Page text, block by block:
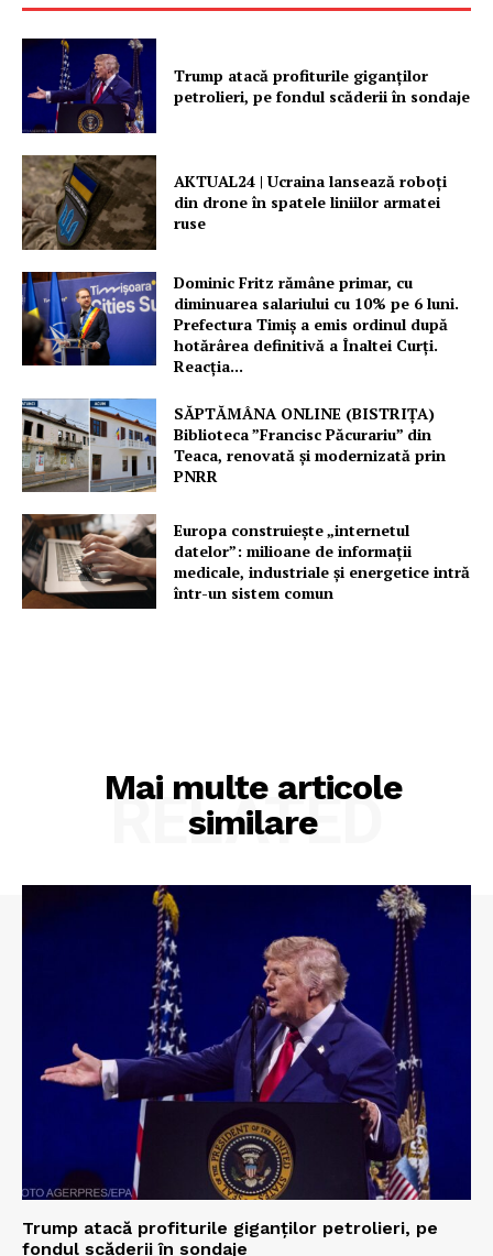
Proiecte editoriale
Rețea
Contact
Trump atacă profiturile giganților
petrolieri, pe fondul scăderii în sondaje
AKTUAL24 | Ucraina lansează roboți
din drone în spatele liniilor armatei
ruse
Dominic Fritz rămâne primar, cu
diminuarea salariului cu 10% pe 6 luni.
Prefectura Timiș a emis ordinul după
hotărârea definitivă a Înaltei Curți.
Reacția...
SĂPTĂMÂNA ONLINE (BISTRIȚA)
Biblioteca ”Francisc Păcurariu” din
Teaca, renovată și modernizată prin
PNRR
Europa construiește „internetul
datelor”: milioane de informații
medicale, industriale și energetice intră
într-un sistem comun
Mai multe articole
similare
RELATED
Trump atacă profiturile giganților petrolieri, pe
fondul scăderii în sondaje